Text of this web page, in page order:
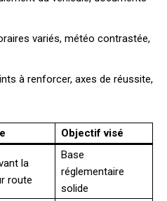
variés, météo contrastée,
à renforcer, axes de réussite,
Objectif visé
la
route
Base
réglementaire
solide